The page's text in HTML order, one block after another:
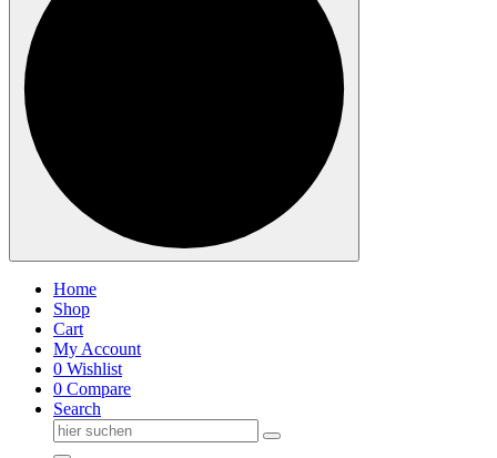
Home
Shop
Cart
My Account
0 Wishlist
0 Compare
Search
Suche
nach: